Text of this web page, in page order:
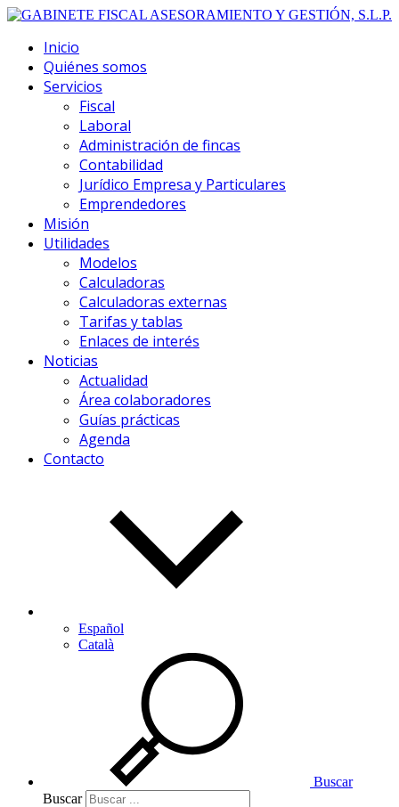
Inicio
Quiénes somos
Servicios
Fiscal
Laboral
Administración de fincas
Contabilidad
Jurídico Empresa y Particulares
Emprendedores
Misión
Utilidades
Modelos
Calculadoras
Calculadoras externas
Tarifas y tablas
Enlaces de interés
Noticias
Actualidad
Área colaboradores
Guías prácticas
Agenda
Contacto
Español
Català
Buscar
Buscar